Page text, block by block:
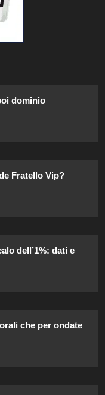
dominio
Fratello Vip?
dell’1%: dati e
che per ondate